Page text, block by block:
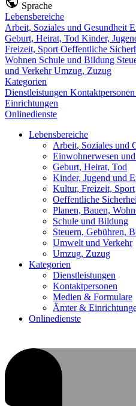
Sprache
Lebensbereiche
Arbeit, Soziales und Gesundheit
Geburt, Heirat, Tod Kinder,
Freizeit, Sport Oeffentliche
Wohnen Schule und Bildung
und VerkehrUmzug, Zuzug
Kategorien
Dienstleistungen Kontaktpersonen
Einrichtungen
Onlinedienste
Lebensbereiche
Arbeit, Soziales und
Einwohnerwesen
Geburt, Heirat, Tod
Kinder, Jugend und
Kultur, Freizeit, Sport
Oeffentliche
Planen, Bauen,
Schule und Bildung
Steuern, Gebühren,
Umwelt und Verkehr
Umzug, Zuzug
Kategorien
Dienstleistungen
Kontaktpersonen
Medien & Formulare
Ämter &
Onlinedienste